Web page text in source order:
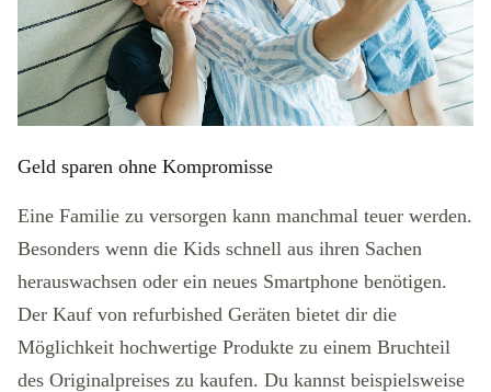
Geld sparen ohne Kompromisse
Eine Familie zu versorgen kann manchmal teuer werden.
Besonders wenn die Kids schnell aus ihren Sachen
herauswachsen oder ein neues Smartphone benötigen.
Der Kauf von refurbished Geräten bietet dir die
Möglichkeit hochwertige Produkte zu einem Bruchteil
des Originalpreises zu kaufen. Du kannst beispielsweise